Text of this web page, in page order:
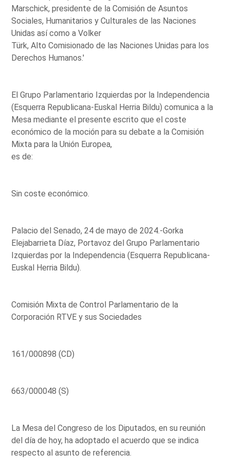
Marschick, presidente de la Comisión de Asuntos
Sociales, Humanitarios y Culturales de las Naciones
Unidas así como a Volker
Türk, Alto Comisionado de las Naciones Unidas para los
Derechos Humanos.'
El Grupo Parlamentario Izquierdas por la Independencia
(Esquerra Republicana-Euskal Herria Bildu) comunica a la
Mesa mediante el presente escrito que el coste
económico de la moción para su debate a la Comisión
Mixta para la Unión Europea,
es de:
Sin coste económico.
Palacio del Senado, 24 de mayo de 2024.-Gorka
Elejabarrieta Díaz, Portavoz del Grupo Parlamentario
Izquierdas por la Independencia (Esquerra Republicana-
Euskal Herria Bildu).
Comisión Mixta de Control Parlamentario de la
Corporación RTVE y sus Sociedades
161/000898 (CD)
663/000048 (S)
La Mesa del Congreso de los Diputados, en su reunión
del día de hoy, ha adoptado el acuerdo que se indica
respecto al asunto de referencia.